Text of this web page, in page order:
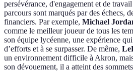
persévérance, d'engagement et de
parcours sont marqués par des échecs,
financiers. Par exemple, Michael
comme le meilleur joueur de tous les
son équipe lycéenne, une expérience
d’efforts et à se surpasser. De même,
un environnement difficile à Akron,
son dévouement, il a atteint des